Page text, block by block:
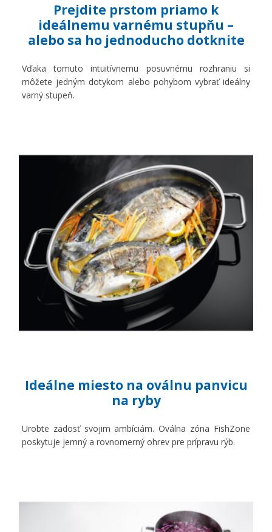
Prejdite prstom priamo k
ideálnemu varnému stupňu –
alebo sa ho jednoducho dotknite
Vďaka tomuto intuitívnemu posuvnému rozhraniu si
môžete jedným dotykom alebo pohybom vybrať ideálny
varný stupeň.
Ideálne miesto na oválnu panvicu
na ryby
Urobte zadosť svojim ambíciám. Oválna zóna FishZone
poskytuje jemný a rovnomerný ohrev pre prípravu rýb.